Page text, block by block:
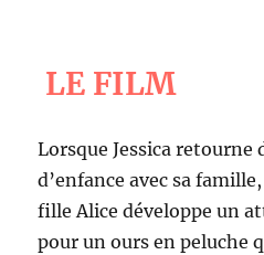
LE FILM
Lorsque Jessica retourne
d’enfance avec sa
fille Alice développe un
pour un ours en peluche